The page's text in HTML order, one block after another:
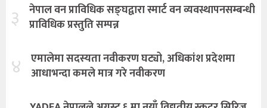
३ नेपाल वन प्राविधिक सङ्घद्वारा स्मार्ट वन व्यवस्थापनसम्बन्धी
प्राविधिक प्रस्तुति सम्पन्न
४ एमालेमा सदस्यता नवीकरण घट्यो, अधिकांश प्रदेशमा
आधाभन्दा कमले मात्र गरे नवीकरण